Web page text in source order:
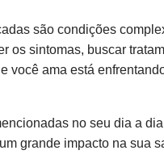
são condições
os sintomas, buscar
ama está
no seu dia a
grande impacto na sua